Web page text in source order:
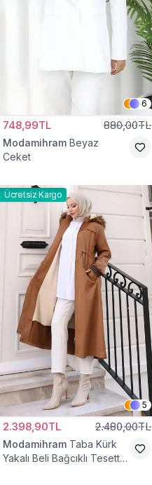
6
748,99TL 880,00TL
Modamihram Beyaz
Ceket
Ücretsiz Kargo
5
2.398,90TL 2.480,00TL
Modamihram Taba Kürk
Yakalı Beli Bağcıklı Tesettür